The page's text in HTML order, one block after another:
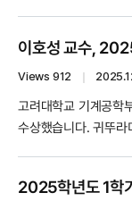
공로”로 과학기술훈
과학기술훈장(진보장)
이호성 교수,
Views 912 ｜
고려대학교 기계공학
수상했습니다. 귀뚜
귀뚜라미 젊은공학자